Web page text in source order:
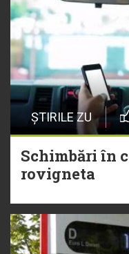
ȘTIRILE ZU
Schimbări în
rovigneta